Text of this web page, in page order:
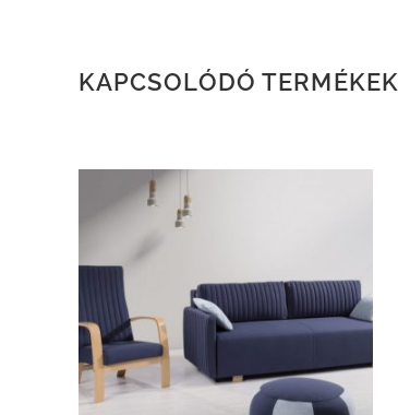
KAPCSOLÓDÓ TERMÉKEK
TOVÁBB OLVASOM